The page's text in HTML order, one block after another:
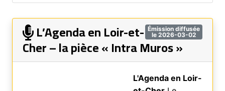
Émission diffusée
le 2026-03-02
L’Agenda en Loir-et-
Cher – la pièce « Intra Muros »
L'Agenda en Loir-